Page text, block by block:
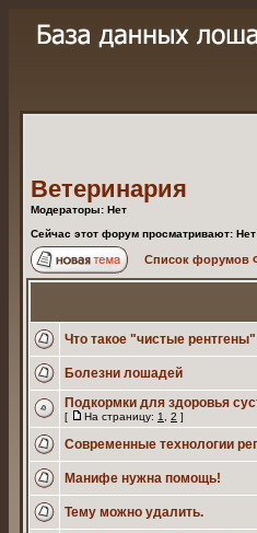
Ветеринария
Модераторы: Нет
Сейчас этот форум просматривают: Нет
Список форумов
Что такое "чистые
Болезни лошадей
Подкормки для здоровья
[ На страницу: 1 2 ]
Современные технологии
Манифе нужна помощь!
Тему можно удалить.